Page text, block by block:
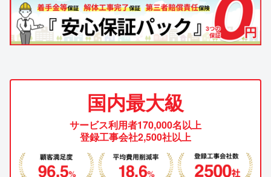
国内最大級
サービス利用者170,000名以上
登録工事会社2,500社以上